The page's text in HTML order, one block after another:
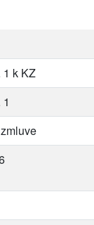
1 k KZ